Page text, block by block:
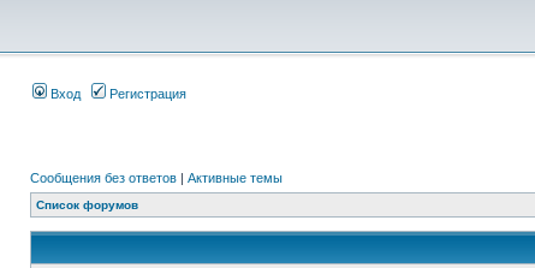
Вход Регистрация
Сообщения без ответов | Активные темы
Список форумов